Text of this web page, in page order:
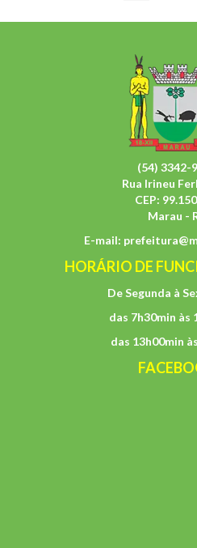
(54) 3342-
Rua Irineu
CEP:
Marau -
E-mail:
HORÁRIO DE
De Segunda à
das 7h30min às
das 13h00min